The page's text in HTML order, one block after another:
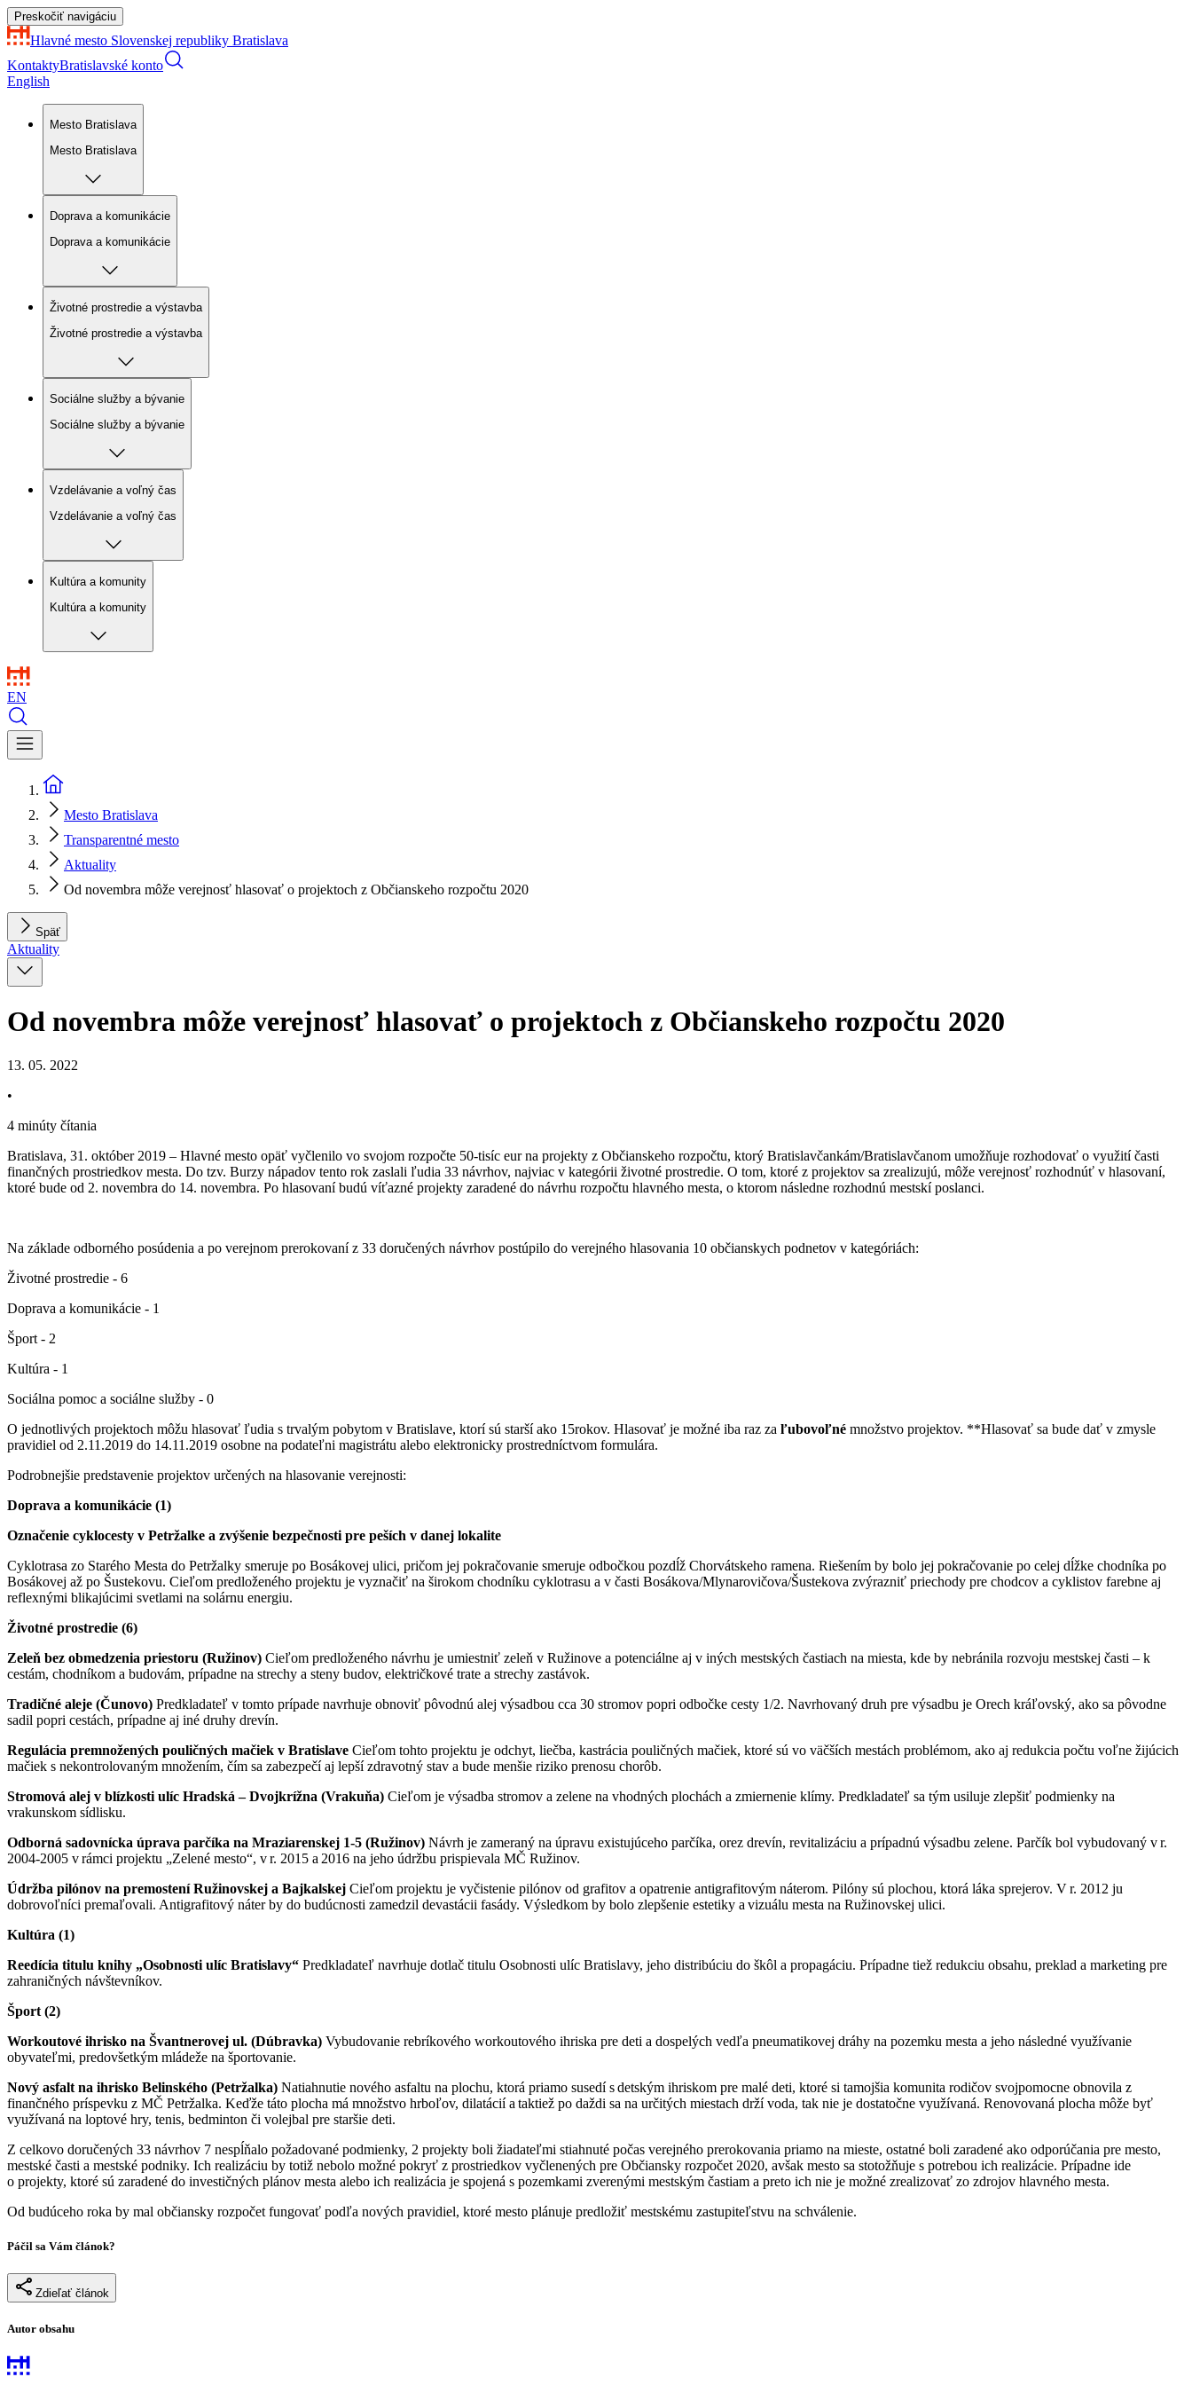
Preskočiť navigáciu
Hlavné mesto Slovenskej republiky Bratislava
KontaktyBratislavské konto
English
Mesto Bratislava
Mesto Bratislava
Doprava a komunikácie
Doprava a komunikácie
Životné prostredie a výstavba
Životné prostredie a výstavba
Sociálne služby a bývanie
Sociálne služby a bývanie
Vzdelávanie a voľný čas
Vzdelávanie a voľný čas
Kultúra a komunity
Kultúra a komunity
EN
Mesto Bratislava
Transparentné mesto
Aktuality
Od novembra môže verejnosť hlasovať o projektoch z Občianskeho rozpočtu 2020
Späť
Aktuality
Od novembra môže verejnosť hlasovať o projektoch z Občianskeho rozpočtu 2020
13. 05. 2022
•
4 minúty čítania
Bratislava, 31. október 2019 – Hlavné mesto opäť vyčlenilo vo svojom rozpočte 50-tisíc eur na projekty z Občianskeho rozpočtu, ktorý Bratislavčankám/Bratislavčanom umožňuje rozhodovať o využití časti
finančných prostriedkov mesta. Do tzv. Burzy nápadov tento rok zaslali ľudia 33 návrhov, najviac v kategórii životné prostredie. O tom, ktoré z projektov sa zrealizujú, môže verejnosť rozhodnúť v hlasovaní,
ktoré bude od 2. novembra do 14. novembra. Po hlasovaní budú víťazné projekty zaradené do návrhu rozpočtu hlavného mesta, o ktorom následne rozhodnú mestskí poslanci.
Na základe odborného posúdenia a po verejnom prerokovaní z 33 doručených návrhov postúpilo do verejného hlasovania 10 občianskych podnetov v kategóriách:
Životné prostredie - 6
Doprava a komunikácie - 1
Šport - 2
Kultúra - 1
Sociálna pomoc a sociálne služby - 0
O jednotlivých projektoch môžu hlasovať ľudia s trvalým pobytom v Bratislave, ktorí sú starší ako 15rokov. Hlasovať je možné iba raz za ľubovoľné množstvo projektov. **Hlasovať sa bude dať v zmysle
pravidiel od 2.11.2019 do 14.11.2019 osobne na podateľni magistrátu alebo elektronicky prostredníctvom formulára.
Podrobnejšie predstavenie projektov určených na hlasovanie verejnosti:
Doprava a komunikácie (1)
Označenie cyklocesty v Petržalke a zvýšenie bezpečnosti pre peších v danej lokalite
Cyklotrasa zo Starého Mesta do Petržalky smeruje po Bosákovej ulici, pričom jej pokračovanie smeruje odbočkou pozdĺž Chorvátskeho ramena. Riešením by bolo jej pokračovanie po celej dĺžke chodníka po
Bosákovej až po Šustekovu. Cieľom predloženého projektu je vyznačiť na širokom chodníku cyklotrasu a v časti Bosákova/Mlynarovičova/Šustekova zvýrazniť priechody pre chodcov a cyklistov farebne aj
reflexnými blikajúcimi svetlami na solárnu energiu.
Životné prostredie (6)
Zeleň bez obmedzenia priestoru (Ružinov) Cieľom predloženého návrhu je umiestniť zeleň v Ružinove a potenciálne aj v iných mestských častiach na miesta, kde by nebránila rozvoju mestskej časti – k
cestám, chodníkom a budovám, prípadne na strechy a steny budov, električkové trate a strechy zastávok.
Tradičné aleje (Čunovo) Predkladateľ v tomto prípade navrhuje obnoviť pôvodnú alej výsadbou cca 30 stromov popri odbočke cesty 1/2. Navrhovaný druh pre výsadbu je Orech kráľovský, ako sa pôvodne
sadil popri cestách, prípadne aj iné druhy drevín.
Regulácia premnožených pouličných mačiek v Bratislave Cieľom tohto projektu je odchyt, liečba, kastrácia pouličných mačiek, ktoré sú vo väčších mestách problémom, ako aj redukcia počtu voľne žijúcich
mačiek s nekontrolovaným množením, čím sa zabezpečí aj lepší zdravotný stav a bude menšie riziko prenosu chorôb.
Stromová alej v blízkosti ulíc Hradská – Dvojkrížna (Vrakuňa) Cieľom je výsadba stromov a zelene na vhodných plochách a zmiernenie klímy. Predkladateľ sa tým usiluje zlepšiť podmienky na
vrakunskom sídlisku.
Odborná sadovnícka úprava parčíka na Mraziarenskej 1-5 (Ružinov) Návrh je zameraný na úpravu existujúceho parčíka, orez drevín, revitalizáciu a prípadnú výsadbu zelene. Parčík bol vybudovaný v r.
2004-2005 v rámci projektu „Zelené mesto“, v r. 2015 a 2016 na jeho údržbu prispievala MČ Ružinov.
Údržba pilónov na premostení Ružinovskej a Bajkalskej Cieľom projektu je vyčistenie pilónov od grafitov a opatrenie antigrafitovým náterom. Pilóny sú plochou, ktorá láka sprejerov. V r. 2012 ju
dobrovoľníci premaľovali. Antigrafitový náter by do budúcnosti zamedzil devastácii fasády. Výsledkom by bolo zlepšenie estetiky a vizuálu mesta na Ružinovskej ulici.
Kultúra (1)
Reedícia titulu knihy „Osobnosti ulíc Bratislavy“ Predkladateľ navrhuje dotlač titulu Osobnosti ulíc Bratislavy, jeho distribúciu do škôl a propagáciu. Prípadne tiež redukciu obsahu, preklad a marketing pre
zahraničných návštevníkov.
Šport (2)
Workoutové ihrisko na Švantnerovej ul. (Dúbravka) Vybudovanie rebríkového workoutového ihriska pre deti a dospelých vedľa pneumatikovej dráhy na pozemku mesta a jeho následné využívanie
obyvateľmi, predovšetkým mládeže na športovanie.
Nový asfalt na ihrisko Belinského (Petržalka) Natiahnutie nového asfaltu na plochu, ktorá priamo susedí s detským ihriskom pre malé deti, ktoré si tamojšia komunita rodičov svojpomocne obnovila z
finančného príspevku z MČ Petržalka. Keďže táto plocha má množstvo hrboľov, dilatácií a taktiež po daždi sa na určitých miestach drží voda, tak nie je dostatočne využívaná. Renovovaná plocha môže byť
využívaná na loptové hry, tenis, bedminton či volejbal pre staršie deti.
Z celkovo doručených 33 návrhov 7 nespĺňalo požadované podmienky, 2 projekty boli žiadateľmi stiahnuté počas verejného prerokovania priamo na mieste, ostatné boli zaradené ako odporúčania pre mesto,
mestské časti a mestské podniky. Ich realizáciu by totiž nebolo možné pokryť z prostriedkov vyčlenených pre Občiansky rozpočet 2020, avšak mesto sa stotožňuje s potrebou ich realizácie. Prípadne ide
o projekty, ktoré sú zaradené do investičných plánov mesta alebo ich realizácia je spojená s pozemkami zverenými mestským častiam a preto ich nie je možné zrealizovať zo zdrojov hlavného mesta.
Od budúceho roka by mal občiansky rozpočet fungovať podľa nových pravidiel, ktoré mesto plánuje predložiť mestskému zastupiteľstvu na schválenie.
Páčil sa Vám článok?
Zdieľať článok
Autor obsahu